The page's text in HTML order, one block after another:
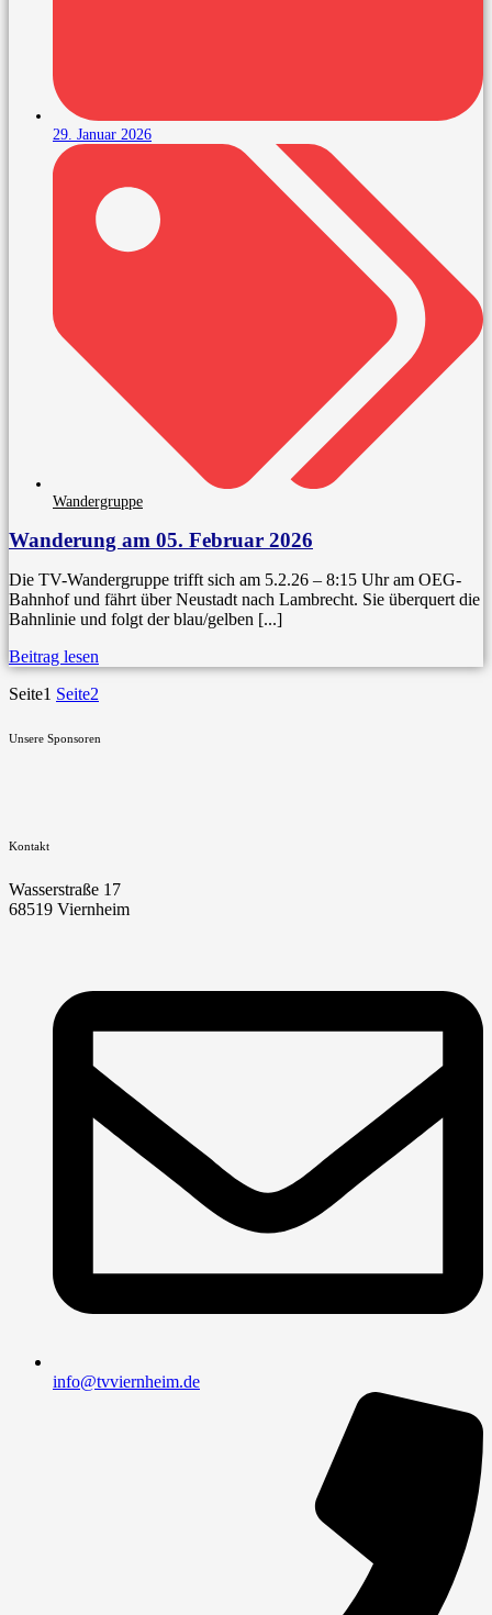
29. Januar 2026
Wandergruppe
Wanderung am 05. Februar 2026
Die TV-Wandergruppe trifft sich am 5.2.26 – 8:15 Uhr am OEG-
Bahnhof und fährt über Neustadt nach Lambrecht. Sie überquert die
Bahnlinie und folgt der blau/gelben [...]
Beitrag lesen
Seite1 Seite2
Unsere Sponsoren
Kontakt
Wasserstraße 17
68519 Viernheim
info@tvviernheim.de